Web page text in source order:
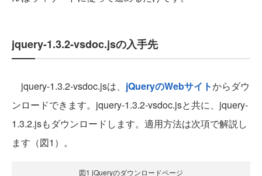
jquery-1.3.2-vsdoc.jsの入手先
jquery-1.3.2-vsdoc.jsは、 jQueryのWebサイトからダウ
ンロードできます。jquery-1.3.2-vsdoc.jsと共に、jquery-
1.3.2.jsもダウンロードします。適用方法は次項で解説し
ます（図1）。
図1 jQueryのダウンロードページ